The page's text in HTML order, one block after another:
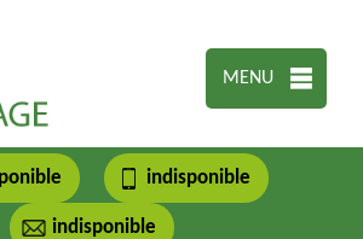
MENU
indisponible
indisponible